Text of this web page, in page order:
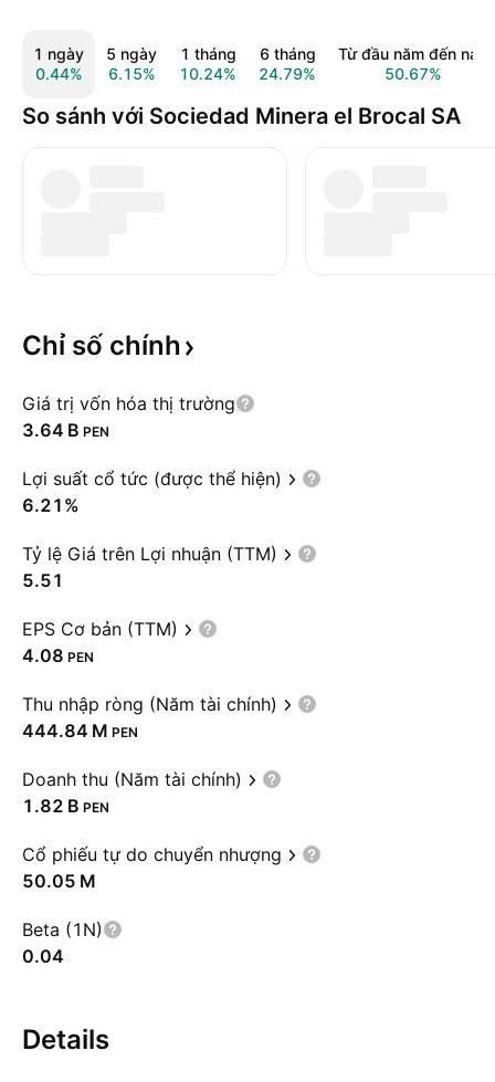
1 ngày
0.44%
5 ngày
6.15%
1 tháng
10.24%
6 tháng
24.79%
Từ đầu năm đến nay
50.67%
So sánh với Sociedad Minera el Brocal SA
Chỉ số chính
Giá trị vốn hóa thị trường
‪3.64 B‬ PEN
Lợi suất cổ tức (được thể hiện)
6.21%
Tỷ lệ Giá trên Lợi nhuận (TTM)
5.51
EPS Cơ bản (TTM)
4.08 PEN
Thu nhập ròng (Năm tài chính)
‪444.84 M‬ PEN
Doanh thu (Năm tài chính)
‪1.82 B‬ PEN
Cổ phiếu tự do chuyển nhượng
‪50.05 M‬
Beta (1N)
0.04
Details